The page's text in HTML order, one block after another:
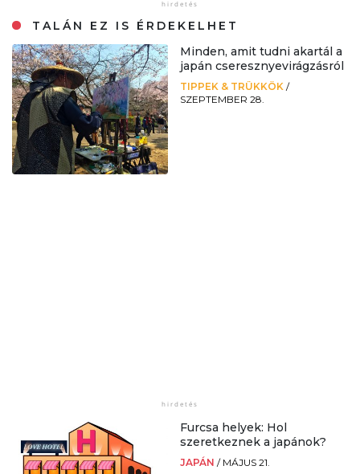
TALÁN EZ IS ÉRDEKELHET
Minden, amit tudni akartál a
japán cseresznyevirágzásról
TIPPEK & TRÜKKÖK /
SZEPTEMBER 28.
Furcsa helyek: Hol
szeretkeznek a japánok?
JAPÁN / MÁJUS 21.